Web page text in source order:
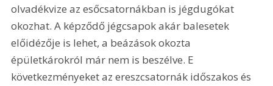
olvadékvize az esőcsatornákban is jégdugókat
okozhat. A képződő jégcsapok akár balesetek
előidézője is lehet, a beázások okozta
épületkárokról már nem is beszélve. E
következményeket az ereszcsatornák időszakos és